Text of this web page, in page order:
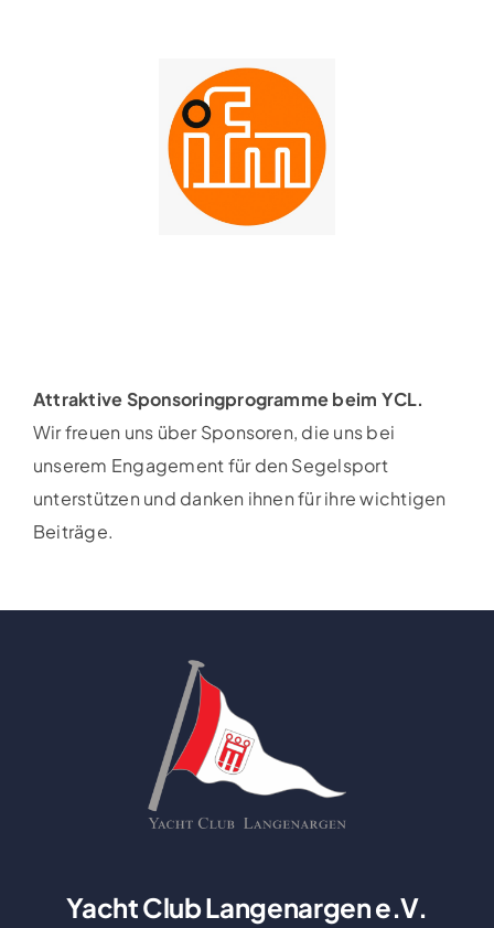
Attraktive Sponsoringprogramme beim YCL.
Wir freuen uns über Sponsoren, die uns bei
unserem Engagement für den Segelsport
unterstützen und danken ihnen für ihre wichtigen
Beiträge.
Yacht Club Langenargen e.V.